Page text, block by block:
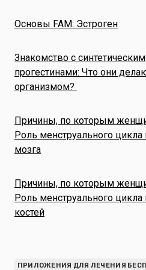
Основы FAM: Эстроген
Знакомство с
прогестинами: Что они
организмом?
Причины, по которым
Роль менструального
мозга
Причины, по которым
Роль менструального
костей
ПРИЛОЖЕНИЯ ДЛЯ ЛЕЧЕНИЯ